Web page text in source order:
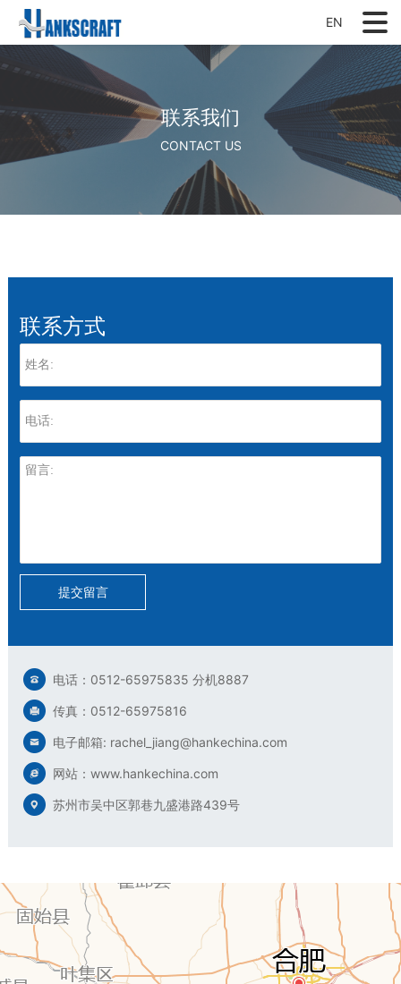
EN
联系我们
CONTACT US
联系方式
提交留言
电话：0512-65975835 分机8887
传真：0512-65975816
电子邮箱: rachel_jiang@hankechina.com
网站：www.hankechina.com
苏州市吴中区郭巷九盛港路439号